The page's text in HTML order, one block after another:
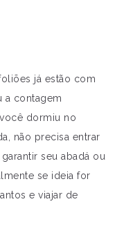
já estão com
a contagem
dormiu no
não precisa entrar
seu abadá ou
se ideia for
e viajar de